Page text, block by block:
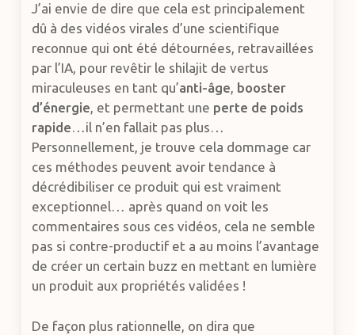
J’ai envie de dire que cela est principalement
dû à des vidéos virales d’une scientifique
reconnue qui ont été détournées, retravaillées
par l’IA, pour revêtir le shilajit de vertus
miraculeuses en tant qu’anti-âge, booster
d’énergie, et permettant une perte de poids
rapide…il n’en fallait pas plus…
Personnellement, je trouve cela dommage car
ces méthodes peuvent avoir tendance à
décrédibiliser ce produit qui est vraiment
exceptionnel… après quand on voit les
commentaires sous ces vidéos, cela ne semble
pas si contre-productif et a au moins l’avantage
de créer un certain buzz en mettant en lumière
un produit aux propriétés validées !
De façon plus rationnelle, on dira que